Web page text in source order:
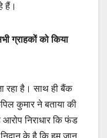
हैं।
ग्राहकों को किया
रहा है। साथ ही बैंक
कुमार ने बताया की
आरोप निराधार कि फंड
के है कि हम जान